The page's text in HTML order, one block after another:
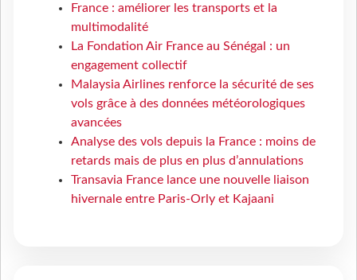
France : améliorer les transports et la
multimodalité
La Fondation Air France au Sénégal : un
engagement collectif
Malaysia Airlines renforce la sécurité de ses
vols grâce à des données météorologiques
avancées
Analyse des vols depuis la France : moins de
retards mais de plus en plus d’annulations
Transavia France lance une nouvelle liaison
hivernale entre Paris-Orly et Kajaani